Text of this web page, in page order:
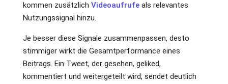
kommen zusätzlich Videoaufrufeals relevantes
Nutzungssignal hinzu.
Je besser diese Signale zusammenpassen, desto
stimmiger wirkt die Gesamtperformance eines
Beitrags. Ein Tweet, der gesehen, geliked,
kommentiert und weitergeteilt wird, sendet deutlich